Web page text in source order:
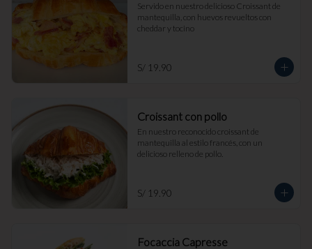
Servido en nuestro delicioso Croissant de
mantequilla, con huevos revueltos con
cheddar y tocino
S/ 19.90
Croissant con pollo
En nuestro reconocido croissant de
mantequilla al estilo francés, con un
delicioso relleno de pollo.
S/ 19.90
Focaccia Capresse